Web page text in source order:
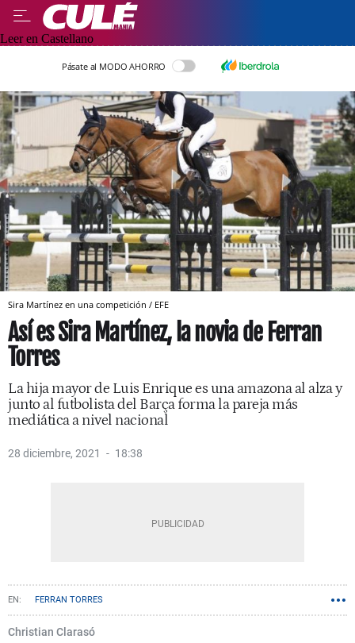
Leer en Castellano
Pásate al MODO AHORRO
Sira Martínez en una competición / EFE
Así es Sira Martínez, la novia de Ferran
Torres
La hija mayor de Luis Enrique es una amazona al alza y
junto al futbolista del Barça forma la pareja más
mediática a nivel nacional
28 diciembre, 2021 18:38
FERRAN TORRES
Christian Clarasó